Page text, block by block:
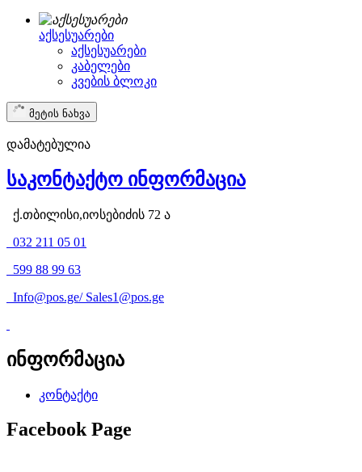
აქსესუარები
აქსესუარები
კაბელები
კვების ბლოკი
მეტის ნახვა
დამატებულია
საკონტაქტო ინფორმაცია
ქ.თბილისი,იოსებიძის 72 ა
032 211 05 01
599 88 99 63
Info@pos.ge/ Sales1@pos.ge
ინფორმაცია
კონტაქტი
Facebook Page